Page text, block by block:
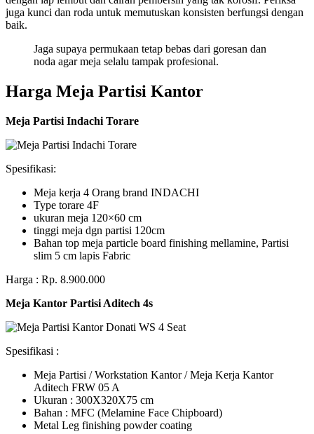
juga kunci dan roda untuk memutuskan konsisten berfungsi dengan
baik.
Jaga supaya permukaan tetap bebas dari goresan dan
noda agar meja selalu tampak profesional.
Harga Meja Partisi Kantor
Meja Partisi Indachi Torare
Spesifikasi:
Meja kerja 4 Orang brand INDACHI
Type torare 4F
ukuran meja 120×60 cm
tinggi meja dgn partisi 120cm
Bahan top meja particle board finishing mellamine, Partisi
slim 5 cm lapis Fabric
Harga : Rp. 8.900.000
Meja Kantor Partisi Aditech 4s
Spesifikasi :
Meja Partisi / Workstation Kantor / Meja Kerja Kantor
Aditech FRW 05 A
Ukuran : 300X320X75 cm
Bahan : MFC (Melamine Face Chipboard)
Metal Leg finishing powder coating